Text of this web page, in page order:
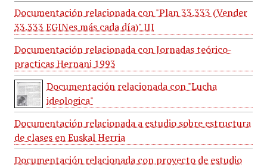
Documentación relacionada con "Plan 33.333 (Vender
33.333 EGINes más cada día)" III
Documentación relacionada con Jornadas teórico-
practicas Hernani 1993
Documentación relacionada con "Lucha
ideologica"
Documentación relacionada a estudio sobre estructura
de clases en Euskal Herria
Documentación relacionada con proyecto de estudio